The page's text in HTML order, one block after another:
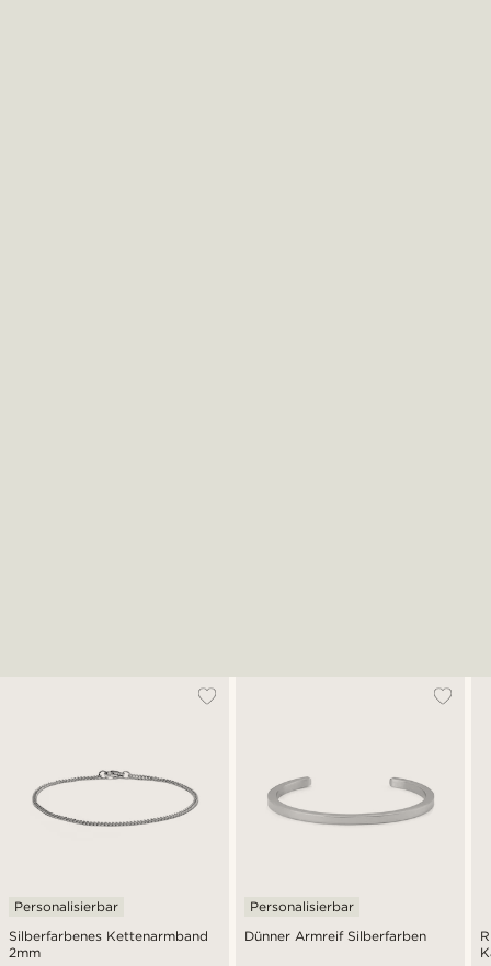
Silberfarbenes Kettenarmband
2mm
Personalisierbar
Dünner Armreif Silberfarben
Personalisierbar